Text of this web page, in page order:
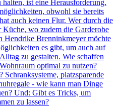
ist eine Herausforderung.
obwohl sie bereits
auch keinen Flur. Wer durch die
wo zudem die Garderobe
Hendrike Brenninkmeyer möchte
es gibt, um auch auf
zu gestalten. Wie schaffen
optimal zu nutzen?
Schranksysteme, platzsparende
- wie kann man Dinge
Und: Gibt es Tricks, um
zu lassen?